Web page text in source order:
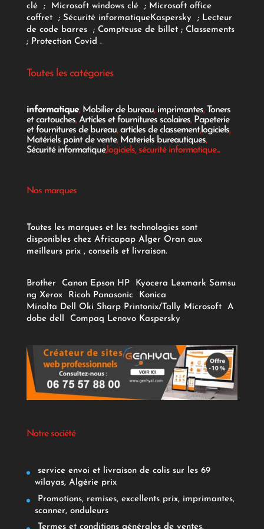
clé
; Microsoft windows clé; Microsoft office
coffret ; Sécurité informatiqueKaspersky ; Lecteur
de code barres
; Compteuse de billet; Classements
; Protection Covid .
Toutes les catégories
informatique, Mobilier de bureau, imprimantes, Toners
et cartouches,Articles et fournitures scolaires, Papeterie
et fournitures de bureau,articles de classement,logiciels,
Matériels point de vente, Materiels bureautiques,
Sécurité informatique,logiciels, sécurité informatique...
Nos marques
Toutes les marques et les technologies sont
disponibles chez Africapap Alger Oran aux
meilleurs prix , conseils et livraison.
Brother Canon Epson HP Kyocera Lexmark Samsu
ng Xerox Ricoh Panasonic
Konica
Minolta Dell Oki Sharp Printonix/Tally Microsoft
A
dobe dell Compaq Lenovo Kaspersky
Notre société
service envoi et livraison de colis sur les 69
wilayas, Algérie prix
Promotions, remises, excellents prix, imprimantes,
scanner, onduleurs
Termes et conditions générales de ventes.